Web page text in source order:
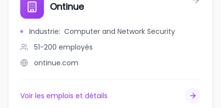
Ontinue
Industrie: Computer and Network Security
51-200 employés
ontinue.com
Voir les emplois et détails